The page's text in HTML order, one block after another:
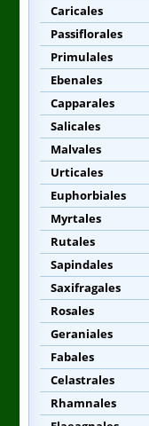
Caricales
Passiflorales
Primulales
Ebenales
Capparales
Salicales
Malvales
Urticales
Euphorbiales
Myrtales
Rutales
Sapindales
Saxifragales
Rosales
Geraniales
Fabales
Celastrales
Rhamnales